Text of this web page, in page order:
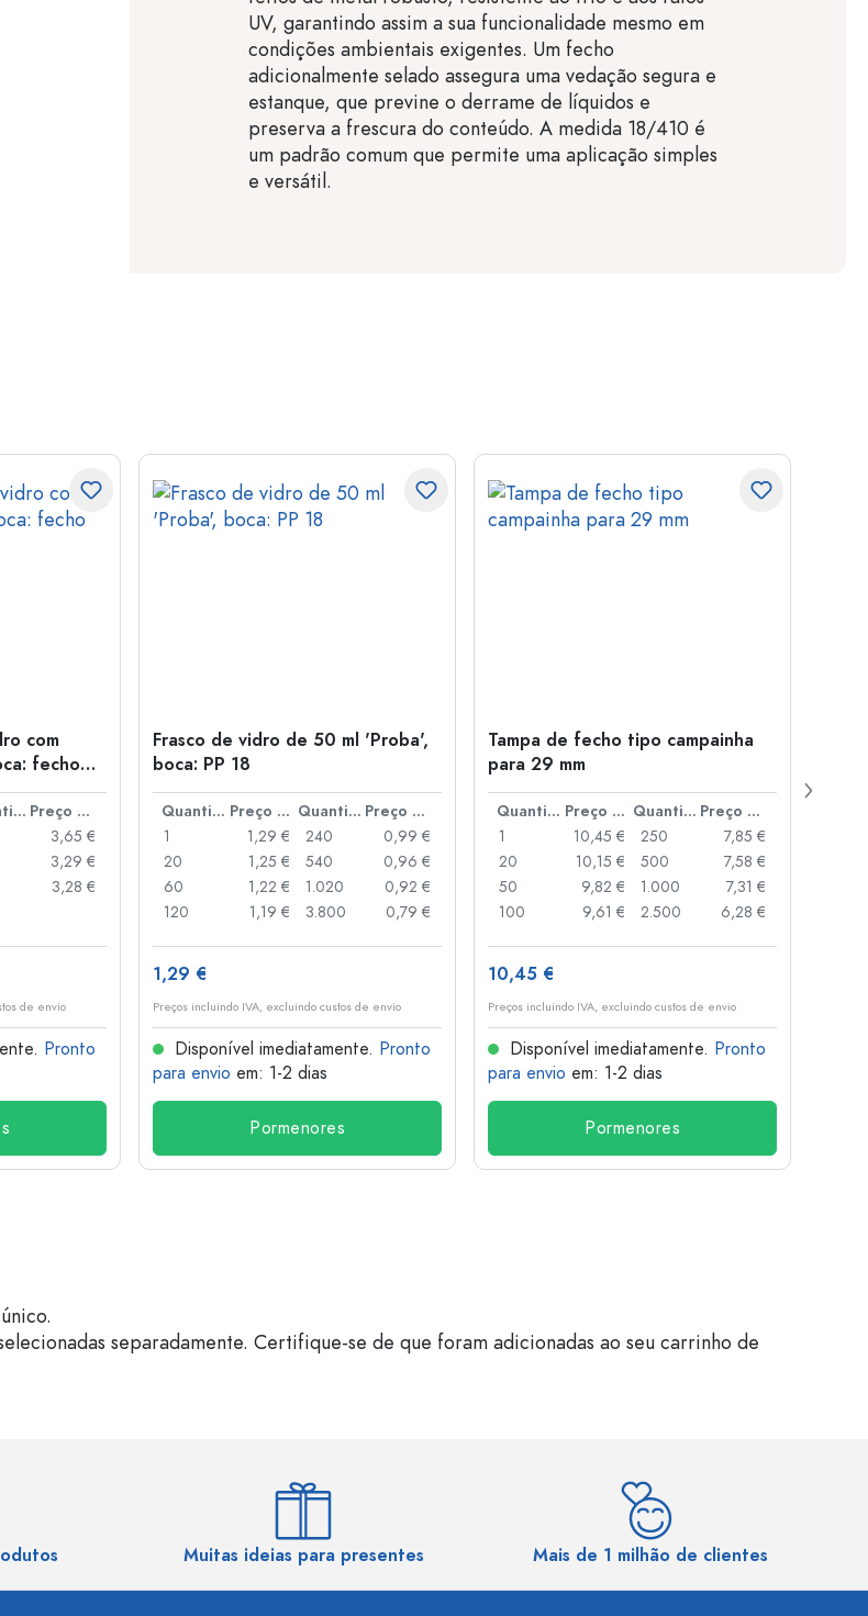
UV, garantindo assim a sua funcionalidade mesmo em
condições ambientais exigentes. Um fecho
adicionalmente selado assegura uma vedação segura e
estanque, que previne o derrame de líquidos e
preserva a frescura do conteúdo. A medida 18/410 é
um padrão comum que permite uma aplicação simples
e versátil.
com
fecho
Quantidade
Preço por peça
3,65 €
3,29 €
3,28 €
de envio
Pronto
Frasco de vidro de 50 ml 'Proba',
boca: PP 18
Quantidade Preço por peça Quantidade
Preço por peça
1
1,29 €
20
1,25 €
60
1,22 €
120
1,19 €
240
0,99 €
540
0,96 €
1.020
0,92 €
3.800
0,79 €
1,29 €
Preços incluindo IVA, excluindo custos de envio
Disponível imediatamente. Pronto
para envio em: 1-2 dias
Pormenores
Tampa de fecho tipo campainha
para 29 mm
Quantidade Preço por peça Quantidade
Preço por peça
1
10,45 €
20
10,15 €
50
9,82 €
100
9,61 €
250
7,85 €
500
7,58 €
1.000
7,31 €
2.500
6,28 €
10,45 €
Preços incluindo IVA, excluindo custos de envio
Disponível imediatamente. Pronto
para envio em: 1-2 dias
Pormenores
separadamente. Certifique-se de que foram adicionadas ao seu carrinho de
Muitas ideias para presentes Mais de 1 milhão de clientes